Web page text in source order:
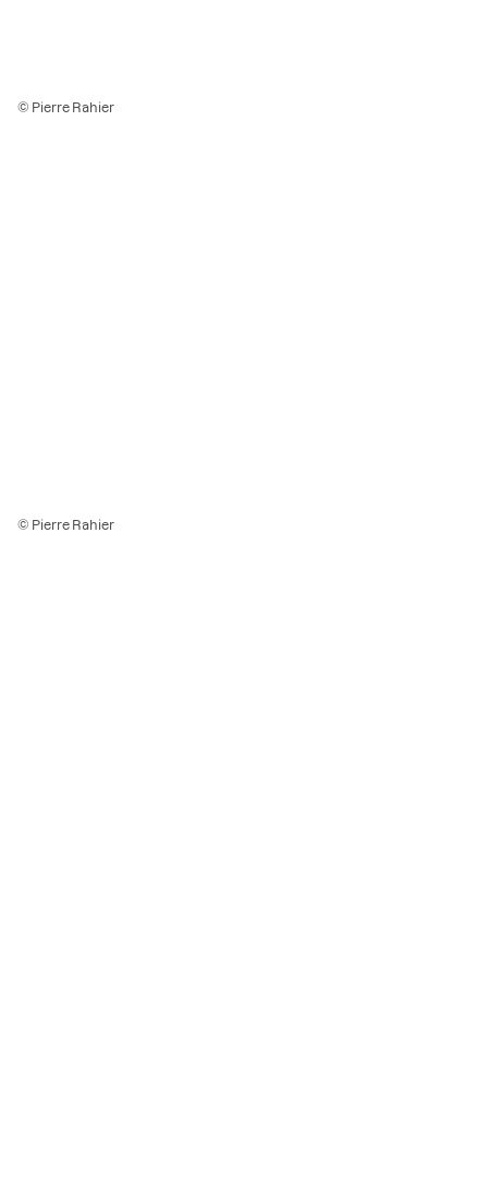
© Pierre Rahier
© Pierre Rahier